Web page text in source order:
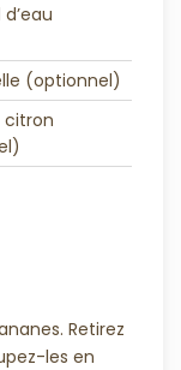
d’eau
(optionnel)
citron
Retirez
les en